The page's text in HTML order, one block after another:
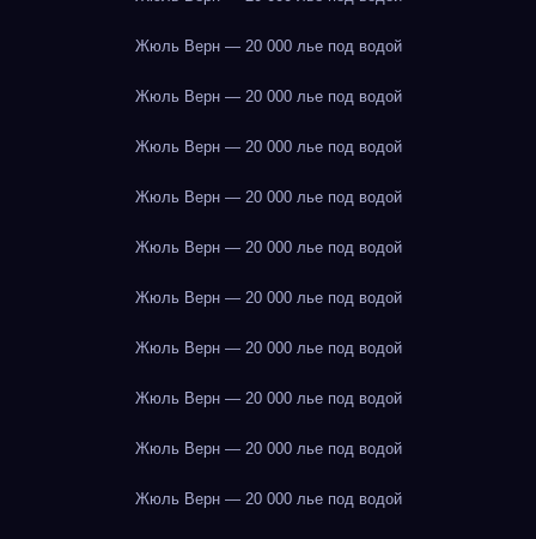
Жюль Верн — 20 000 лье под водой
Жюль Верн — 20 000 лье под водой
Жюль Верн — 20 000 лье под водой
Жюль Верн — 20 000 лье под водой
Жюль Верн — 20 000 лье под водой
Жюль Верн — 20 000 лье под водой
Жюль Верн — 20 000 лье под водой
Жюль Верн — 20 000 лье под водой
Жюль Верн — 20 000 лье под водой
Жюль Верн — 20 000 лье под водой